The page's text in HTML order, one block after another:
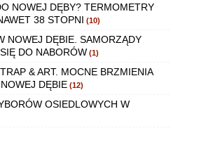
NOWEJ DĘBY? TERMOMETRY
38 STOPNI (10)
NOWEJ DĘBIE. SAMORZĄDY
DO NABORÓW (1)
& ART. MOCNE BRZMIENIA
DĘBIE (12)
OSIEDLOWYCH W